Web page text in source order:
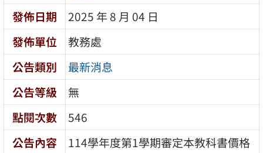
發佈日期
2025 年 8 月 04 日
發佈單位
教務處
公告類別
最新消息
公告等級
無
點閱次數
546
公告內容
114學年度第1學期審定本教科書價格